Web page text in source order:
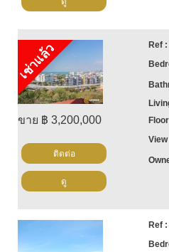
เช่าแล้ว
ขาย ฿ 3,200,000
ติดต่อ
ดู